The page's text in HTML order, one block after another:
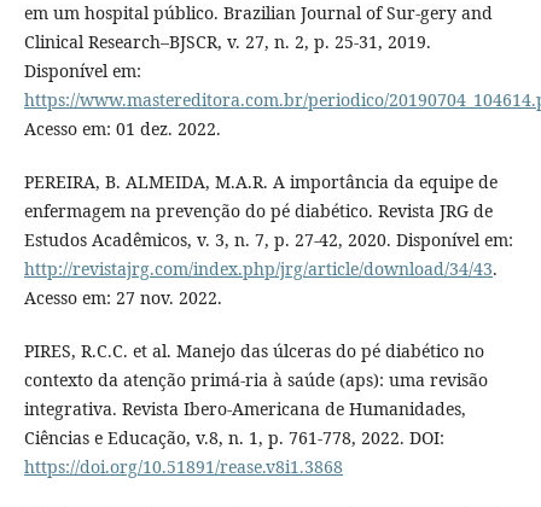
em um hospital público. Brazilian Journal of Sur-gery and
Clinical Research–BJSCR, v. 27, n. 2, p. 25-31, 2019.
Disponível em:
https://www.mastereditora.com.br/periodico/
Acesso em: 01 dez. 2022.
PEREIRA, B. ALMEIDA, M.A.R. A importância da equipe de
enfermagem na prevenção do pé diabético. Revista JRG de
Estudos Acadêmicos, v. 3, n. 7, p. 27-42, 2020. Disponível em:
http://revistajrg.com/index.php/jrg/article/download/34/43.
Acesso em: 27 nov. 2022.
PIRES, R.C.C. et al. Manejo das úlceras do pé diabético no
contexto da atenção primá-ria à saúde (aps): uma revisão
integrativa. Revista Ibero-Americana de Humanidades,
Ciências e Educação, v.8, n. 1, p. 761-778, 2022. DOI:
https://doi.org/10.51891/rease.v8i1.3868